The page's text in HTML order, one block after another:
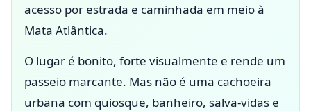
acesso por estrada e caminhada em meio à
Mata Atlântica.
O lugar é bonito, forte visualmente e rende um
passeio marcante. Mas não é uma cachoeira
urbana com quiosque, banheiro, salva-vidas e